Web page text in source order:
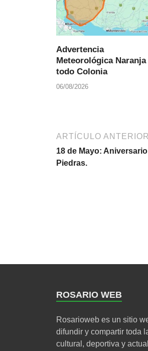
Advertencia
Meteorológica Naranja
todo Colonia
06/08/2026
ARTÍCULO ANTERIOR
18 de Mayo:
Piedras.
ROSARIO WEB
Rosarioweb es un sitio
difundir y compartir toda
cultural, deportiva y